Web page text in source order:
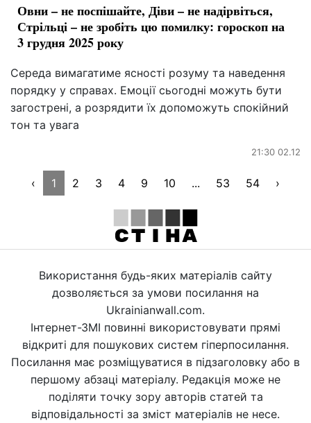
Овни – не поспішайте, Діви – не надірвіться,
Стрільці – не зробіть цю помилку: гороскоп на
3 грудня 2025 року
Середа вимагатиме ясності розуму та наведення
порядку у справах. Емоції сьогодні можуть бути
загострені, а розрядити їх допоможуть спокійний
тон та увага
21:30 02.12
‹ 1 2 3 4 9 10 ... 53 54 ›
Використання будь-яких матеріалів сайту
дозволяється за умови посилання на
Ukrainianwall.com.
Інтернет-ЗМІ повинні використовувати прямі
відкриті для пошукових систем гіперпосилання.
Посилання має розміщуватися в підзаголовку або в
першому абзаці матеріалу. Редакція може не
поділяти точку зору авторів статей та
відповідальності за зміст матеріалів не несе.